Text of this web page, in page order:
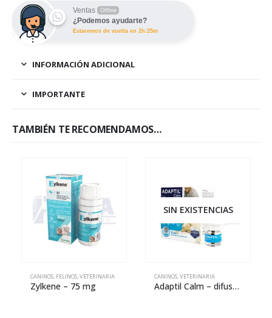
Ventas Offline
¿Podemos ayudarte?
Estaremos de vuelta en 2h:25m
INFORMACIÓN ADICIONAL
IMPORTANTE
TAMBIÉN TE RECOMENDAMOS…
CANINOS, FELINOS,VETERINARIA
Zylkene – 75 mg
SIN EXISTENCIAS
CANINOS,VETERINARIA
Adaptil Calm – difusor con repuesto de 48 mL.